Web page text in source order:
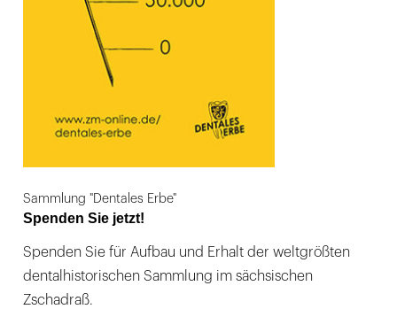
Sammlung "Dentales Erbe"
Spenden Sie jetzt!
Spenden Sie für Aufbau und Erhalt der weltgrößten
dentalhistorischen Sammlung im sächsischen
Zschadraß.